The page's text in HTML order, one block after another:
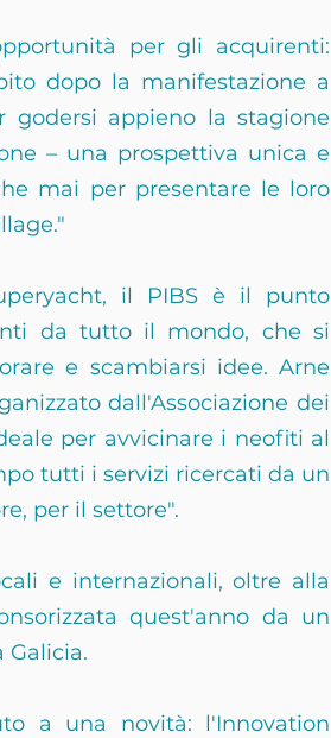
per gli acquirenti:
dopo la manifestazione a
appieno la stagione
– una prospettiva unica e
mai per presentare le loro
il PIBS è il punto
da tutto il mondo, che si
e scambiarsi idee. Arne
dall'Associazione dei
per avvicinare i neofiti al
tutti i servizi ricercati da un
per il settore".
e internazionali, oltre alla
quest'anno da un
Galicia.
a una novità: l'Innovation